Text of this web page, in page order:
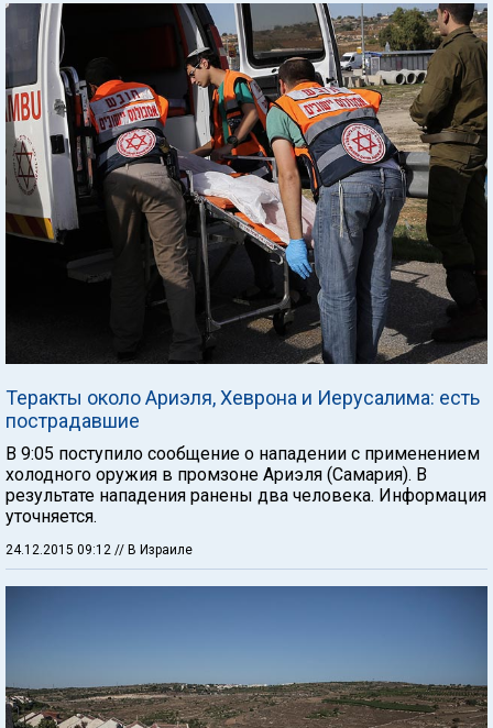
Теракты около Ариэля, Хеврона и Иерусалима: есть
пострадавшие
В 9:05 поступило сообщение о нападении с применением
холодного оружия в промзоне Ариэля (Самария). В
результате нападения ранены два человека. Информация
уточняется.
24.12.2015 09:12 // В Израиле